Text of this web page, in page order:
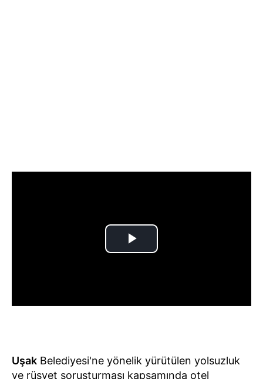
Uşak Belediyesi'ne yönelik yürütülen yolsuzluk
ve rüşvet soruşturması kapsamında otel